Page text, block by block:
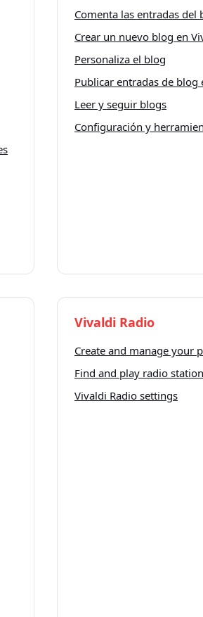
Comenta las entradas
Crear un nuevo blog en
Personaliza el blog
Publicar entradas de blog
Leer y seguir blogs
Configuración y
Vivaldi Radio
Create and manage your
Find and play radio
Vivaldi Radio settings